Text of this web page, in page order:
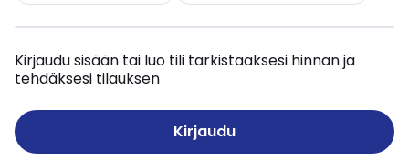
Kirjaudu sisään tai luo tili tarkistaaksesi hinnan ja
tehdäksesi tilauksen
Kirjaudu